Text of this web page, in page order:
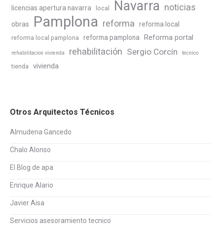
licencias apertura navarra local Navarra noticias
obras Pamplona reforma reforma local
reforma local pamplona reforma pamplona Reforma portal
rehabilitacion vivienda rehabilitación Sergio Corcín tecnico
tienda vivienda
Otros Arquitectos Técnicos
Almudena Gancedo
Chalo Alonso
El Blog de apa
Enrique Alario
Javier Aisa
Servicios asesoramiento tecnico